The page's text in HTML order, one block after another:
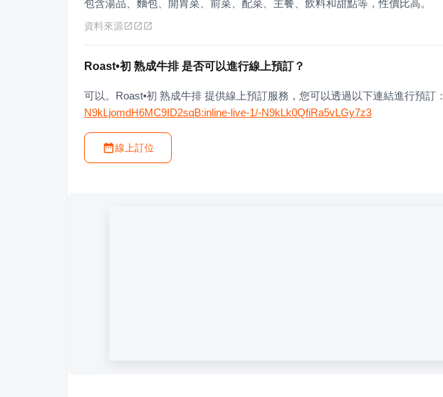
包含湯品、麵包、開胃菜、前菜、配菜、主餐、飲料和甜點等，性價比高。
資料來源
Roast•初 熟成牛排 是否可以進行線上預訂？
可以。Roast•初 熟成牛排 提供線上預訂服務，您可以透過以下連結進行預訂：
N9kLjomdH6MC9ID2sqB:inline-live-1/-N9kLk0QfiRa5vLGy7z3
線上訂位